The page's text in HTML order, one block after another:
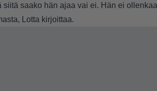
saako hän ajaa vai ei. Hän ei
Lotta kirjoittaa.